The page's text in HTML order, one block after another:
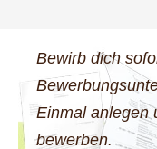
Bewirb dich
Einmal anlegen
bewerben.